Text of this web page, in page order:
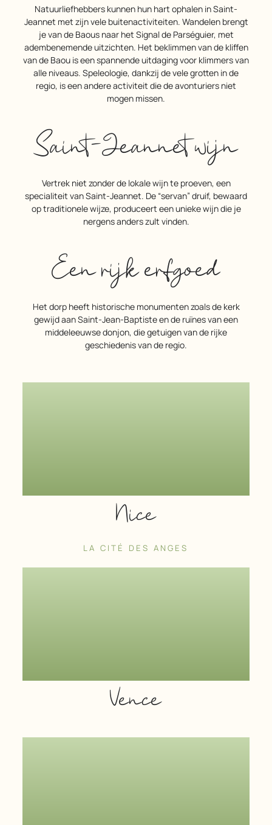
Natuurliefhebbers kunnen hun hart ophalen in Saint-
Jeannet met zijn vele buitenactiviteiten. Wandelen brengt
je van de Baous naar het Signal de Parséguier, met
adembenemende uitzichten. Het beklimmen van de kliffen
van de Baou is een spannende uitdaging voor klimmers van
alle niveaus. Speleologie, dankzij de vele grotten in de
regio, is een andere activiteit die de avonturiers niet
mogen missen.
Saint-Jeannet wijn
Vertrek niet zonder de lokale wijn te proeven, een
specialiteit van Saint-Jeannet. De “servan” druif, bewaard
op traditionele wijze, produceert een unieke wijn die je
nergens anders zult vinden.
Een rijk erfgoed
Het dorp heeft historische monumenten zoals de kerk
gewijd aan Saint-Jean-Baptiste en de ruïnes van een
middeleeuwse donjon, die getuigen van de rijke
geschiedenis van de regio.
Nice
LA CITÉ DES ANGES
Vence